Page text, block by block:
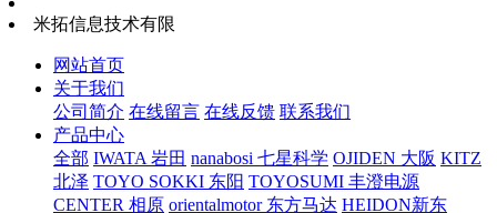
米拓信息技术有限
网站首页
关于我们
公司简介 在线留言 在线反馈 联系我们
产品中心
全部 IWATA 岩田 nanabosi 七星科学 OJIDEN 大阪 KITZ
北泽 TOYO SOKKI 东阳 TOYOSUMI 丰澄电源
CENTER 相原 orientalmotor 东方马达 HEIDON新东